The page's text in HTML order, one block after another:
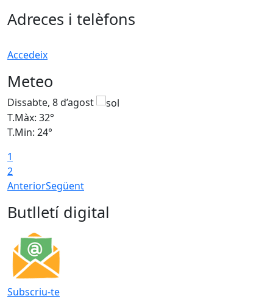
Adreces i telèfons
Accedeix
Meteo
Dissabte, 8 d’agost
T.Màx: 32°
T.Min: 24°
1
2
AnteriorSegüent
Butlletí digital
Subscriu-te